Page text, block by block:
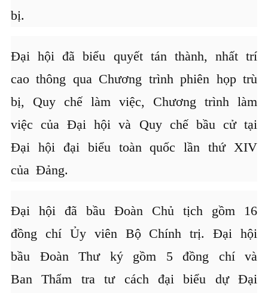
bị.
Đại hội đã biểu quyết tán thành, nhất trí
cao thông qua Chương trình phiên họp trù
bị, Quy chế làm việc, Chương trình làm
việc của Đại hội và Quy chế bầu cử tại
Đại hội đại biểu toàn quốc lần thứ XIV
của Đảng.
Đại hội đã bầu Đoàn Chủ tịch gồm 16
đồng chí Ủy viên Bộ Chính trị. Đại hội
bầu Đoàn Thư ký gồm 5 đồng chí và
Ban Thẩm tra tư cách đại biểu dự Đại